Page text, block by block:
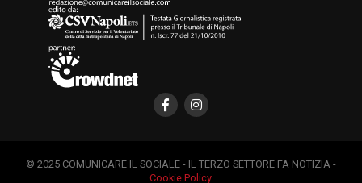
© 2025 COMUNICARE IL SOCIALE - IL TERZO SETTORE FA NOTIZIA -
Cookie Policy